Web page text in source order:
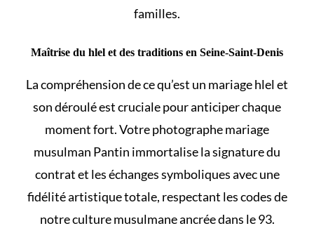
familles.
Maîtrise du hlel et des traditions en Seine-Saint-Denis
La compréhension dece qu’est un mariage hlel et
son dérouléest cruciale pour anticiper chaque
moment fort. Votre photographe mariage
musulman Pantin immortalise la signature du
contrat et les échanges symboliques avec une
fidélité artistique totale, respectant les codes de
notre culture musulmane ancrée dans le 93.